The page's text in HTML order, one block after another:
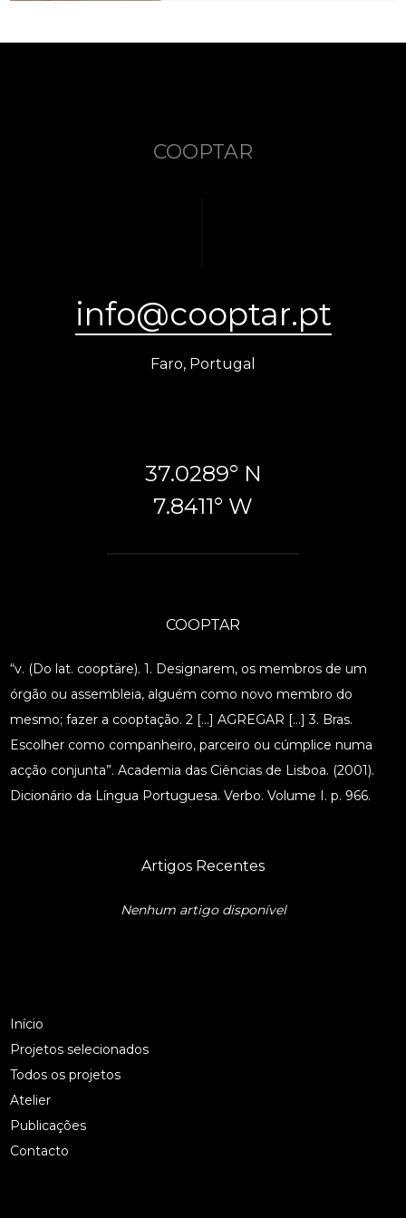
COOPTAR
info@cooptar.pt
Faro, Portugal
37.0289° N
7.8411° W
COOPTAR
“v. (Do lat. cooptäre). 1. Designarem, os membros de um
órgão ou assembleia, alguém como novo membro do
mesmo; fazer a cooptação. 2 […] AGREGAR […] 3. Bras.
Escolher como companheiro, parceiro ou cúmplice numa
acção conjunta”. Academia das Ciências de Lisboa. (2001).
Dicionário da Língua Portuguesa. Verbo. Volume I. p. 966.
Artigos Recentes
Nenhum artigo disponível
Início
Projetos selecionados
Todos os projetos
Atelier
Publicações
Contacto